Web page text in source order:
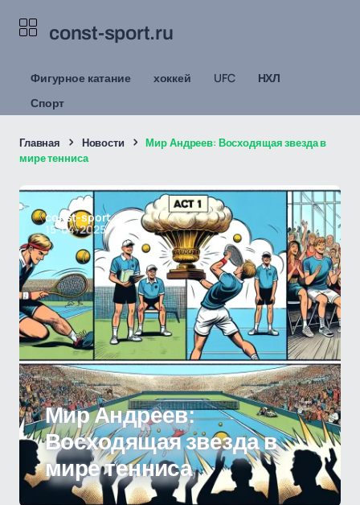
const-sport.ru
Фигурное катание хоккей UFC
НХЛ
Спорт
Главная Новости
Мир Андреев: Восходящая звезда в
мире тенниса
const-sport.ru
15-04-2025
Мир Андреев:
Восходящая звезда в
мире тенниса